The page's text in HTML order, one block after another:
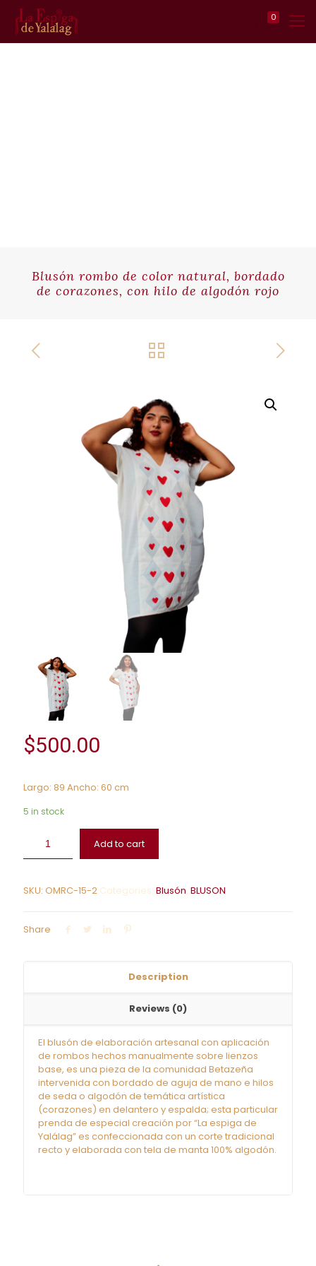
0
Blusón rombo de color natural, bordado
de corazones, con hilo de algodón rojo
$500.00
Largo: 89 Ancho: 60 cm
5 in stock
Add to cart
SKU: OMRC-15-2 Categories: Blusón, BLUSON
Share
Description
Reviews (0)
El blusón de elaboración artesanal con aplicación
de rombos hechos manualmente sobre lienzos
base, es una pieza de la comunidad Betazeña
intervenida con bordado de aguja de mano e hilos
de seda o algodón de temática artística
(corazones) en delantero y espalda; esta particular
prenda de especial creación por “La espiga de
Yalálag” es confeccionada con un corte tradicional
recto y elaborada con tela de manta 100% algodón.